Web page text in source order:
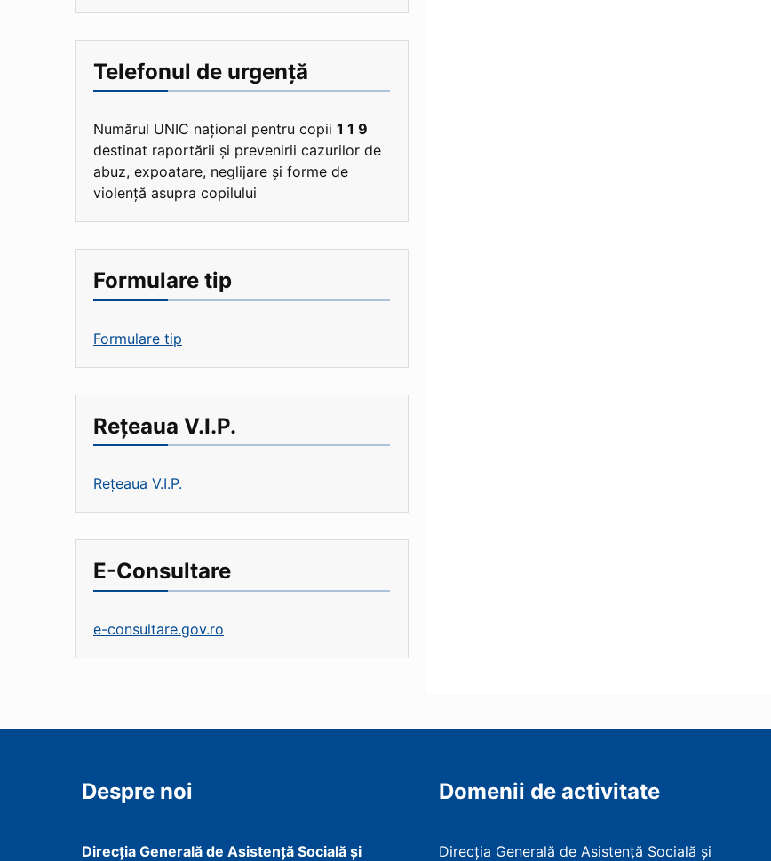
Telefonul de urgență
Numărul UNIC național pentru copii 1 1 9
destinat raportării și prevenirii cazurilor de
abuz, expoatare, neglijare și forme de
violență asupra copilului
Formulare tip
Formulare tip
Rețeaua V.I.P.
Rețeaua V.I.P.
E-Consultare
e-consultare.gov.ro
Despre noi
Direcţia Generală de Asistenţă Socială şi
Domenii de activitate
Direcția Generală de Asistență Socială și